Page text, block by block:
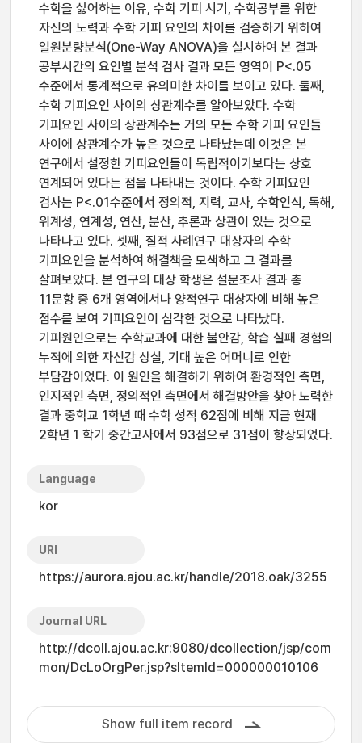
수학을 싫어하는 이유, 수학 기피 시기, 수학공부를 위한
자신의 노력과 수학 기피 요인의 차이를 검증하기 위하여
일원분량분석(One-Way ANOVA)을 실시하여 본 결과
공부시간의 요인별 분석 검사 결과 모든 영역이 P<.05
수준에서 통계적으로 유의미한 차이를 보이고 있다. 둘째,
수학 기피요인 사이의 상관계수를 알아보았다. 수학
기피요인 사이의 상관계수는 거의 모든 수학 기피 요인들
사이에 상관계수가 높은 것으로 나타났는데 이것은 본
연구에서 설정한 기피요인들이 독립적이기보다는 상호
연계되어 있다는 점을 나타내는 것이다. 수학 기피요인
검사는 P<.01수준에서 정의적, 지력, 교사, 수학인식, 독해,
위계성, 연계성, 연산, 분산, 추론과 상관이 있는 것으로
나타나고 있다. 셋째, 질적 사례연구 대상자의 수학
기피요인을 분석하여 해결책을 모색하고 그 결과를
살펴보았다. 본 연구의 대상 학생은 설문조사 결과 총
11문항 중 6개 영역에서나 양적연구 대상자에 비해 높은
점수를 보여 기피요인이 심각한 것으로 나타났다.
기피원인으로는 수학교과에 대한 불안감, 학습 실패 경험의
누적에 의한 자신감 상실, 기대 높은 어머니로 인한
부담감이었다. 이 원인을 해결하기 위하여 환경적인 측면,
인지적인 측면, 정의적인 측면에서 해결방안을 찾아 노력한
결과 중학교 1학년 때 수학 성적 62점에 비해 지금 현재
2학년 1 학기 중간고사에서 93점으로 31점이 향상되었다.
Language
kor
URI
https://aurora.ajou.ac.kr/handle/2018.oak/3255
Journal URL
http://dcoll.ajou.ac.kr:9080/dcollection/jsp/com
mon/DcLoOrgPer.jsp?sItemId=000000010106
Show full item record